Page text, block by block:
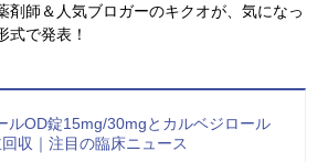
剤師＆人気ブロガーのキクオが、気になっ
式で発表！
ルOD錠15mg/30mgとカルベジロール
収｜注目の臨床ニュース